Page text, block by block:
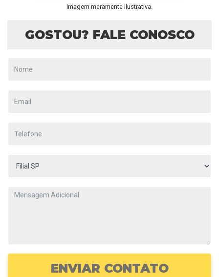
Imagem meramente Ilustrativa.
GOSTOU? FALE CONOSCO
ENVIAR CONTATO